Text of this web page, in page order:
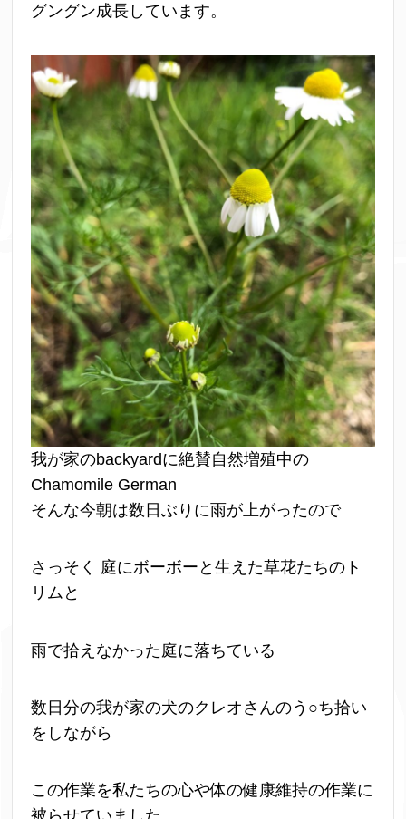
グングン成長しています。
我が家のbackyardに絶賛自然増殖中の
Chamomile German
そんな今朝は数日ぶりに雨が上がったので
さっそく 庭にボーボーと生えた草花たちのト
リムと
雨で拾えなかった庭に落ちている
数日分の我が家の犬のクレオさんのう○ち拾い
をしながら
この作業を私たちの心や体の健康維持の作業に
被らせていました。